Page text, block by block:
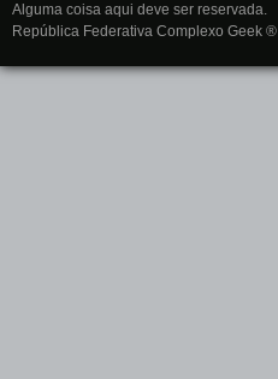
Alguma coisa aqui deve ser reservada.
República Federativa Complexo Geek ®